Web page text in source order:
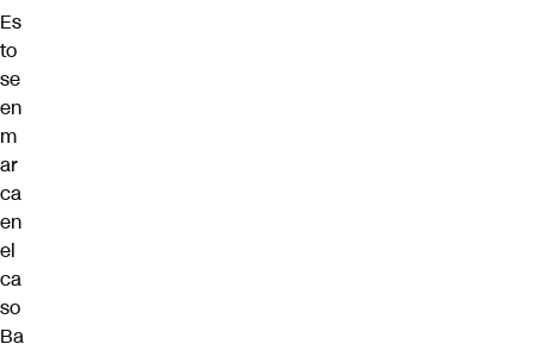
Es
to
se
en
m
ar
ca
en
el
ca
so
Ba